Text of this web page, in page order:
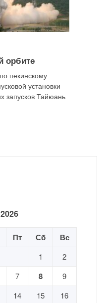
орбите
пекинскому
установки
запусков Тайюань
Пт Сб Вс
1
2
7 8
9
14 15
16